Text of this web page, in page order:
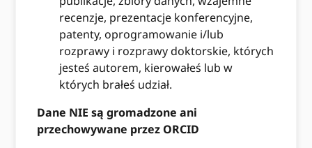
recenzje, prezentacje konferencyjne,
patenty, oprogramowanie i/lub
rozprawy i rozprawy doktorskie, których
jesteś autorem, kierowałeś lub w
których brałeś udział.
Dane NIE są gromadzone ani
przechowywane przez ORCID